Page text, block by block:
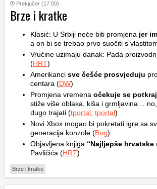
Prekjučer (17:00)
Brze i kratke
Klasić: U Srbiji neće biti promjena jer
a on bi se trebao prvo suočiti s
Vrućine uzimaju danak: Pada
(HRT)
Amerikanci sve češće prosvjeduju
centara (DW)
Promjena vremena očekuje se
stiže više oblaka, kiša i grmljavina…
dugo trajati (tportal tportal)
Novi Xbox mogao bi pokretati igre sa
generacija konzole (Bug)
Objavljena knjiga “Najljepše hrvatske
Pavličića (HRT)
Brze i kratke